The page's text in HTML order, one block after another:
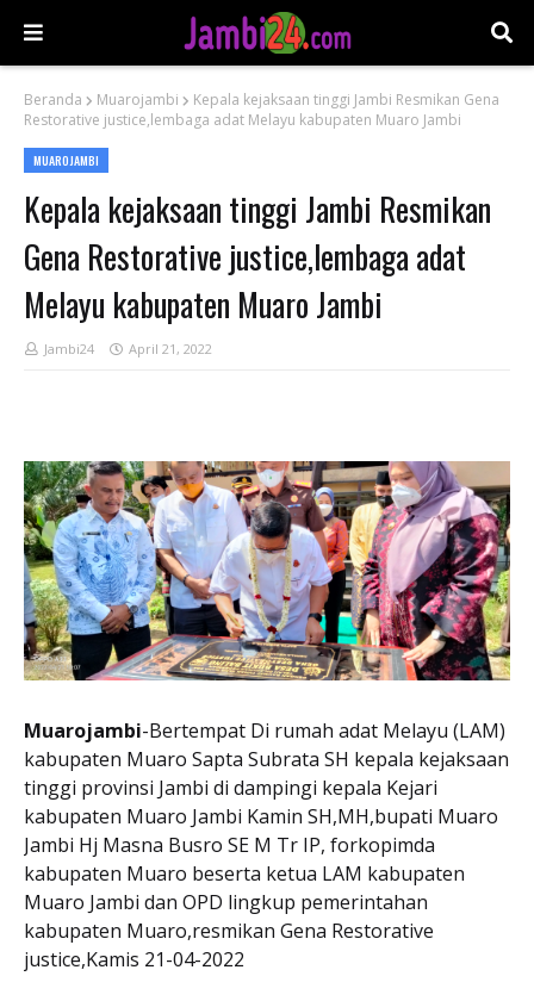
Beranda Muarojambi
Kepala kejaksaan tinggi Jambi Resmikan Gena
Restorative justice,lembaga adat Melayu kabupaten Muaro Jambi
MUAROJAMBI
Kepala kejaksaan tinggi Jambi Resmikan
Gena Restorative justice,lembaga adat
Melayu kabupaten Muaro Jambi
Jambi24 April 21, 2022
Muarojambi-Bertempat Di rumah adat Melayu (LAM)
kabupaten Muaro Sapta Subrata SH kepala kejaksaan
tinggi provinsi Jambi di dampingi kepala Kejari
kabupaten Muaro Jambi Kamin SH,MH,bupati Muaro
Jambi Hj Masna Busro SE M Tr IP, forkopimda
kabupaten Muaro beserta ketua LAM kabupaten
Muaro Jambi dan OPD lingkup pemerintahan
kabupaten Muaro,resmikan Gena Restorative
justice,Kamis 21-04-2022